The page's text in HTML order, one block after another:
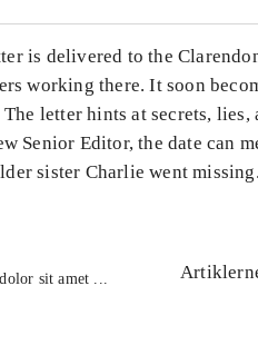
is delivered to the
working there. It soon
letter hints at secrets, lies,
Senior Editor, the date can
sister Charlie went missing.
sit amet ...